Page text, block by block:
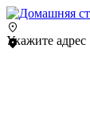
Укажите адрес